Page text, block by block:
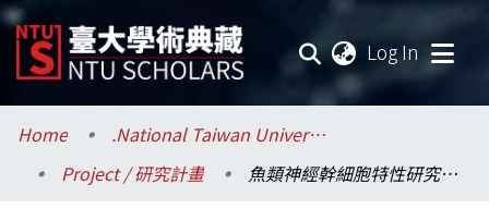
Log In
Communities & Collections
Research Outputs
Home
.National Taiwan University / 國立臺灣大學
Project / 研究計畫
魚類神經幹細胞特性研究－石斑魚神經膠細胞株建立和特性研究(2/2)